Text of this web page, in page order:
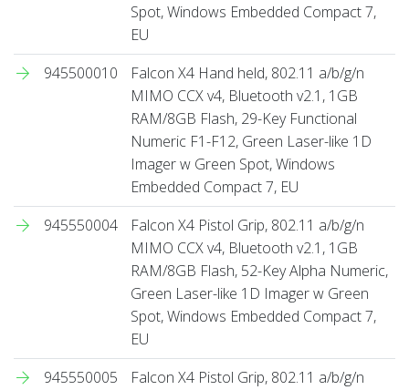
Spot, Windows Embedded Compact 7,
EU
945500010
Falcon X4 Hand held, 802.11 a/b/g/n
MIMO CCX v4, Bluetooth v2.1, 1GB
RAM/8GB Flash, 29-Key Functional
Numeric F1-F12, Green Laser-like 1D
Imager w Green Spot, Windows
Embedded Compact 7, EU
945550004
Falcon X4 Pistol Grip, 802.11 a/b/g/n
MIMO CCX v4, Bluetooth v2.1, 1GB
RAM/8GB Flash, 52-Key Alpha Numeric,
Green Laser-like 1D Imager w Green
Spot, Windows Embedded Compact 7,
EU
945550005
Falcon X4 Pistol Grip, 802.11 a/b/g/n